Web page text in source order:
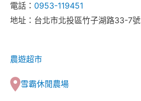
電話： 0953-119451
地址：台北市北投區竹子湖路33-7號
農遊超市
雪霸休閒農場